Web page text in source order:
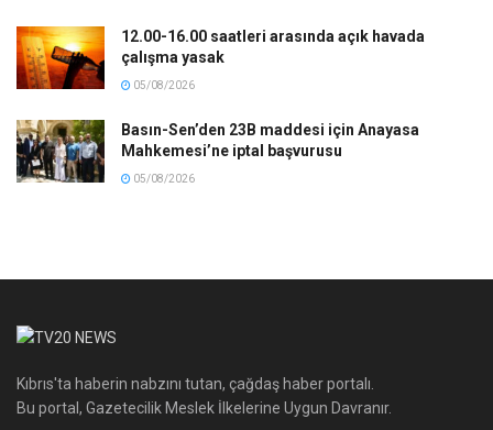
12.00-16.00 saatleri arasında açık havada
çalışma yasak
05/08/2026
Basın-Sen’den 23B maddesi için Anayasa
Mahkemesi’ne iptal başvurusu
05/08/2026
Kıbrıs'ta haberin nabzını tutan, çağdaş haber portalı.
Bu portal, Gazetecilik Meslek İlkelerine Uygun Davranır.